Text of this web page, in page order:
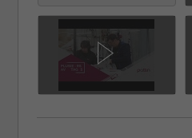
confection les plus
L'opérateurs(trice) de
responsabilités suivantes:
Vérifier sa commande